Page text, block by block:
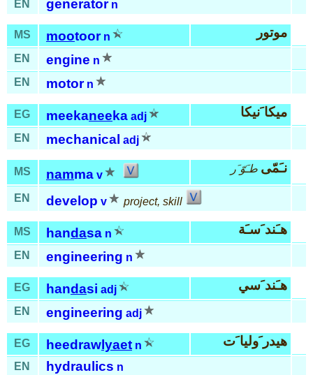
EN generator n
MS mootoor n موتور
EN engine n
EN
motor n
EG meekanee ka adj ميكا َنيكا
EN mechanical adj
MS namma v نـَمّى طـَوّ َر
EN develop v project, skill
MS handasa n هـَند َسـَة
EN engineering n
EG handasi adj هـَند َسي
EN engineering adj
EG heedraw lyaet n هيدر َوليا َت
EN hydraulics n